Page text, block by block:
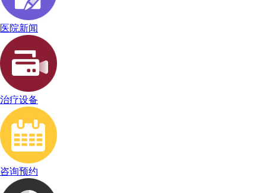
医院新闻
治疗设备
咨询预约